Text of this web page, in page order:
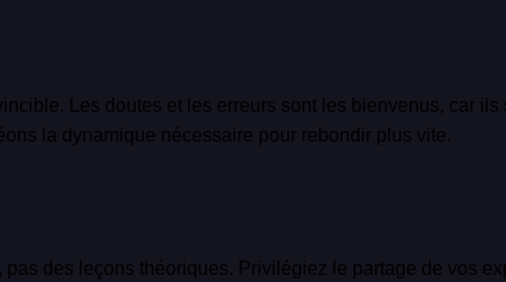
Les doutes et les erreurs sont les bienvenus, car
la dynamique nécessaire pour rebondir plus vite.
pas des leçons théoriques. Privilégiez le partage de vos